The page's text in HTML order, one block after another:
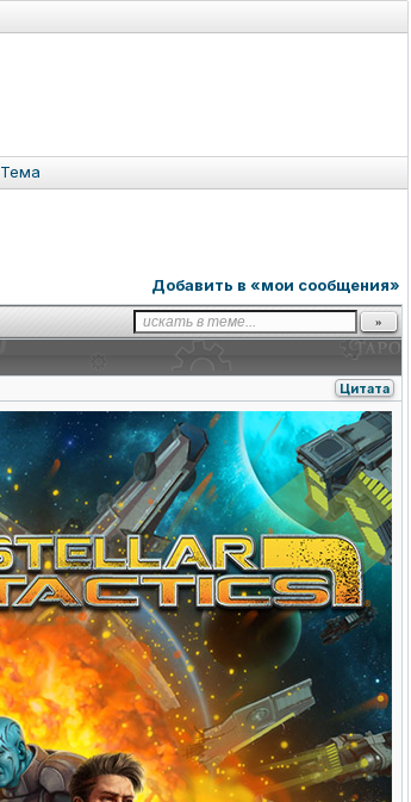
Тема
Добавить в «мои сообщения»
Цитата